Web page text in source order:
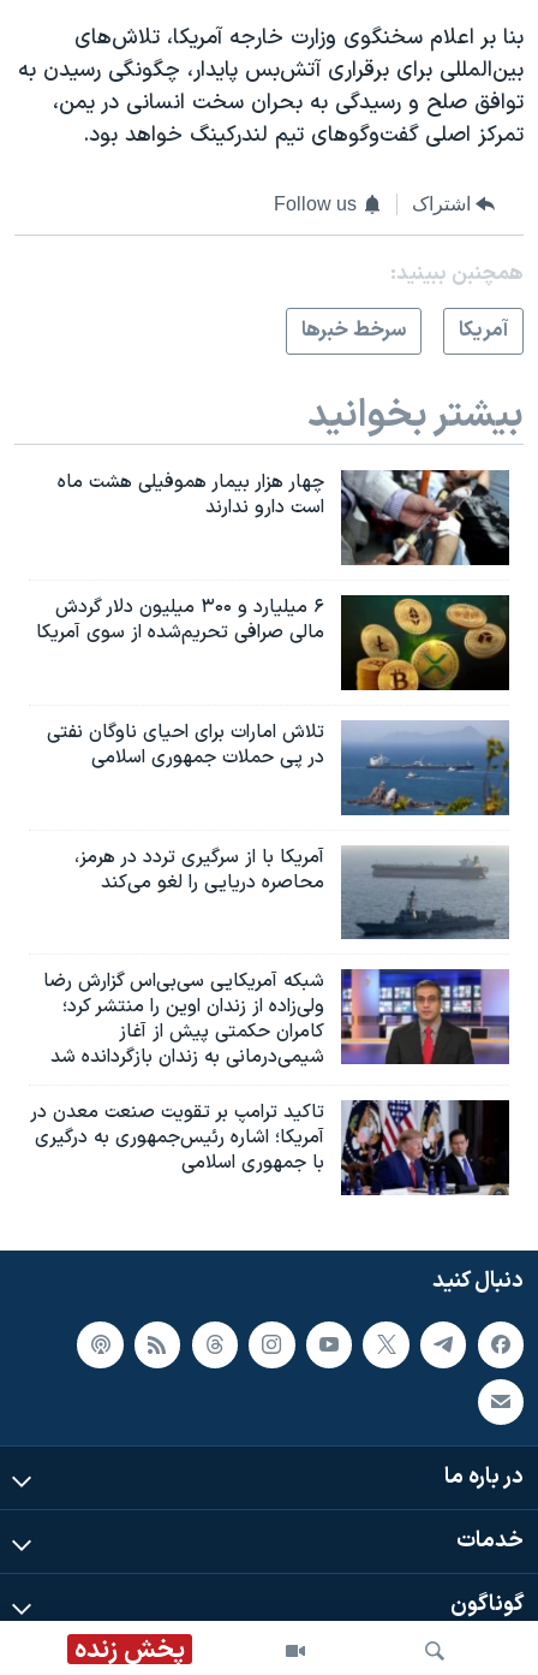
پخش زنده
بنا بر اعلام سخنگوی وزارت خارجه آمریکا، تلاش‌های
بین‌المللی برای برقراری آتش‌بس پایدار، چگونگی رسیدن به
توافق صلح و رسیدگی به بحران سخت انسانی در یمن،
تمرکز اصلی گفت‌وگوهای تیم لندرکینگ خواهد بود.
اشتراک Follow us
همچنبن ببینید:
آمريکا
سرخط خبرها
بیشتر بخوانید
چهار هزار بیمار هموفیلی هشت ماه
است دارو ندارند
۶ میلیارد و ۳۰۰ میلیون دلار گردش
مالی صرافی تحریم‌شده از سوی آمریکا
تلاش امارات برای احیای ناوگان نفتی
در پی حملات جمهوری اسلامی
آمریکا با از سرگیری تردد در هرمز،
محاصره دریایی را لغو می‌کند
شبکه آمریکایی سی‌بی‌‌اس گزارش رضا
ولی‌زاده از زندان اوین را منتشر کرد؛
کامران حکمتی پیش از آغاز
شیمی‌درمانی به زندان بازگردانده شد
تاکید ترامپ بر تقویت صنعت معدن در
آمریکا؛ اشاره رئیس‌جمهوری به درگیری
با جمهوری اسلامی
دنبال کنید
در باره ما
خدمات
گوناگون